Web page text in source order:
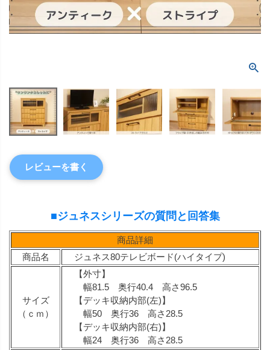
レビューを書く
■ジュネスシリーズの質問と回答集
商品詳細
商品名
ジュネス80テレビボード(ハイタイプ)
サイズ
（ｃｍ）
【外寸】
幅81.5 奥行40.4 高さ96.5
【デッキ収納内部(左)】
幅50 奥行36 高さ28.5
【デッキ収納内部(右)】
幅24 奥行36 高さ28.5